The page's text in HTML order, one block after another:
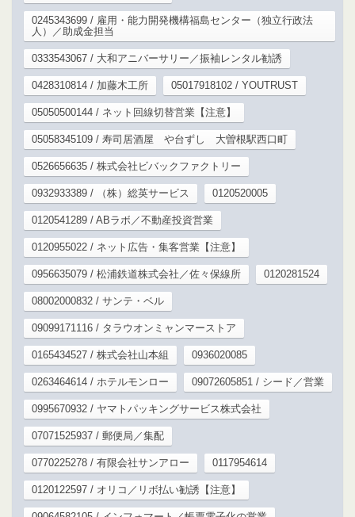
0245343699 / 雇用・能力開発機構福島センター（独立行政法
人）／助成金担当
0333543067 / 大和アニバーサリー／振袖レンタル勧誘
0428310814 / 加藤木工所 05017918102 / YOUTRUST
05050500144 / ネット回線切替営業【注意】
05058345109 / 寿司居酒屋 や台ずし 大曽根駅西口町
0526656635 / 株式会社ビバックファクトリー
0932933389 / （株）総英サービス 0120520005
0120541289 / ABラボ／不動産投資営業
0120955022 / ネット広告・集客営業【注意】
0956635079 / 松浦鉄道株式会社／佐々保線所 0120281524
08002000832 / サンテ・ベル
09099171116 / タラウオンミャンマーストア
0165434527 / 株式会社山本組 0936020085
0263464614 / ホテルモンロー 09072605851 / シード／営業
0995670932 / ヤマトパッキングサービス株式会社
07071525937 / 郵便局／集配
0770225278 / 有限会社サンアロー 0117954614
0120122597 / オリコ／リボ払い勧誘【注意】